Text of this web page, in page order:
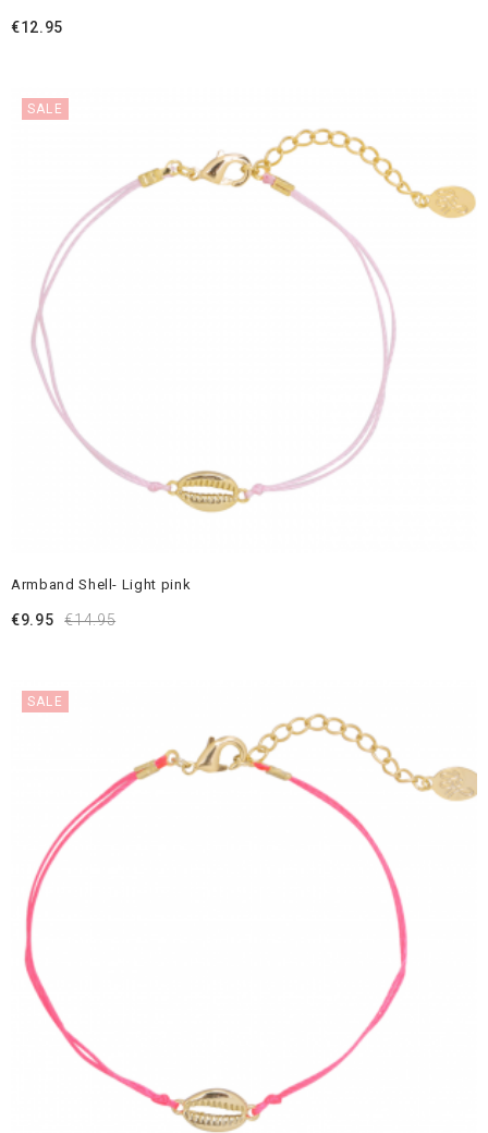
€12.95
SALE
Armband Shell- Light pink
€14.95
€9.95
SALE